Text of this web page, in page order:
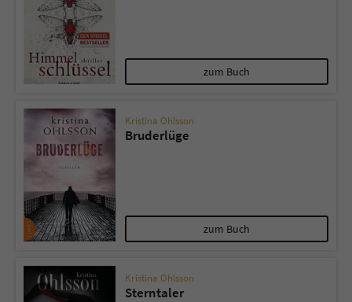
zum Buch
Kristina Ohlsson
Bruderlüge
zum Buch
Kristina Ohlsson
Sterntaler